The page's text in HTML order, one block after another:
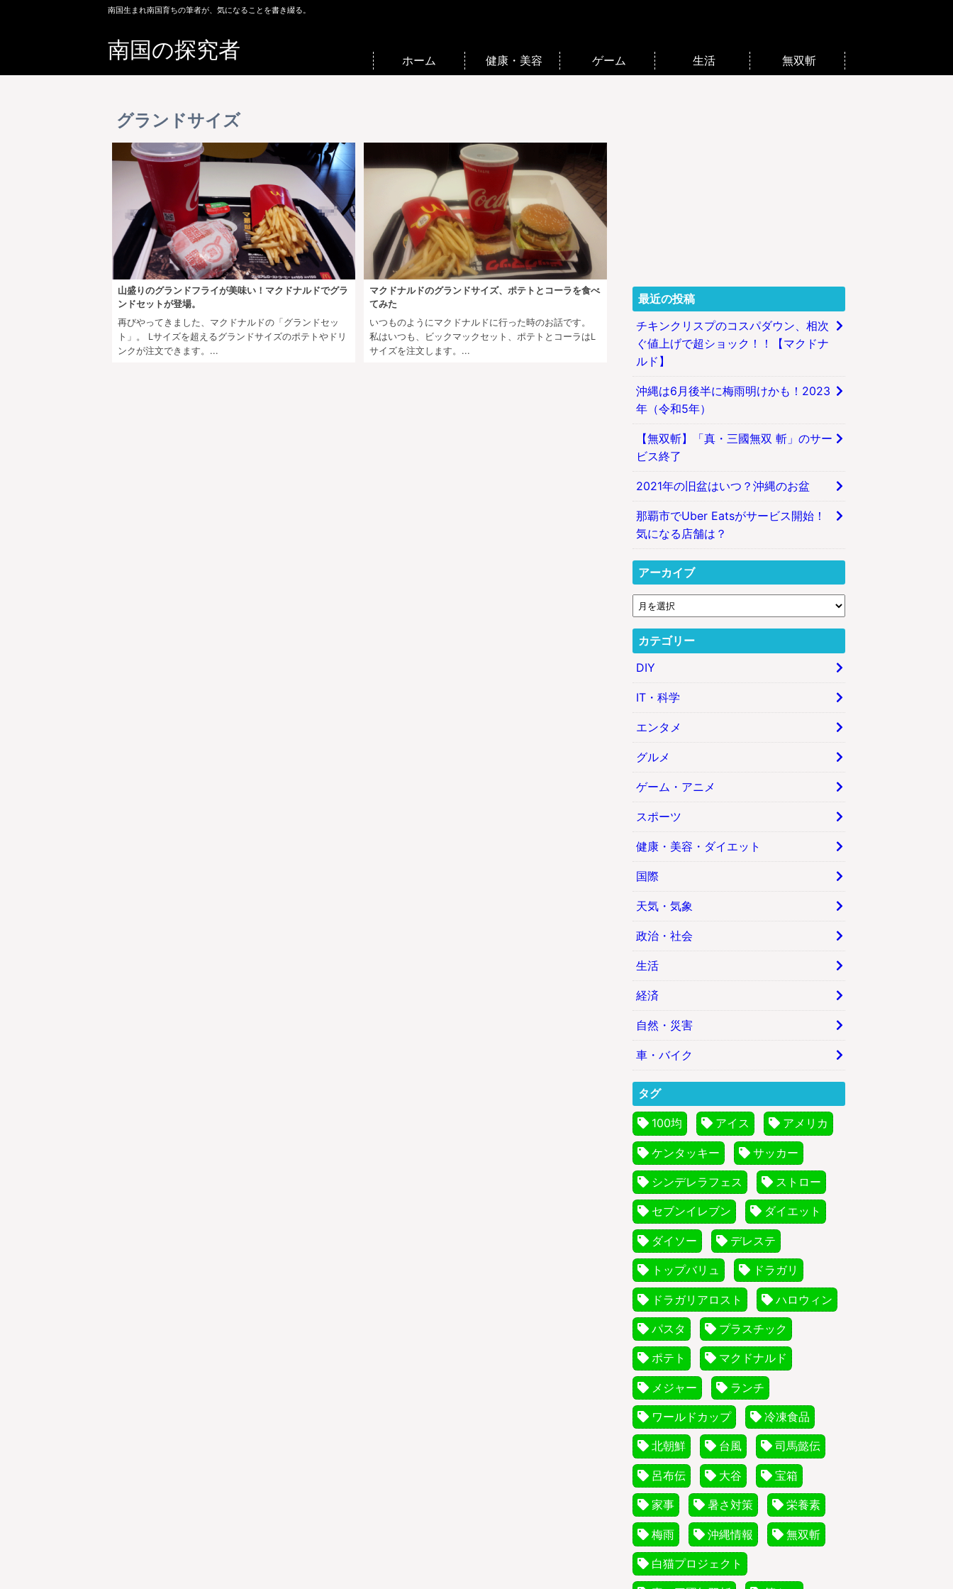
南国生まれ南国育ちの筆者が、気になることを書き綴る。
南国の探究者 ホーム 健康・美容 ゲーム 生活 無双斬
グランドサイズ
山盛りのグランドフライが美味い！マクドナルドでグラ
ンドセットが登場。
再びやってきました、マクドナルドの「グランドセッ
ト」。 Lサイズを超えるグランドサイズのポテトやドリ
ンクが注文できます。...
マクドナルドのグランドサイズ、ポテトとコーラを食べ
てみた
いつものようにマクドナルドに行った時のお話です。
私はいつも、ビックマックセット、ポテトとコーラはL
サイズを注文します。...
最近の投稿
チキンクリスプのコスパダウン、相次
ぐ値上げで超ショック！！【マクドナ
ルド】
沖縄は6月後半に梅雨明けかも！2023
年（令和5年）
【無双斬】「真・三國無双 斬」のサー
ビス終了
2021年の旧盆はいつ？沖縄のお盆
那覇市でUber Eatsがサービス開始！
気になる店舗は？
アーカイブ
カテゴリー
DIY
IT・科学
エンタメ
グルメ
ゲーム・アニメ
スポーツ
健康・美容・ダイエット
国際
天気・気象
政治・社会
生活
経済
自然・災害
車・バイク
タグ
100均 アイス アメリカ
ケンタッキー サッカー
シンデレラフェス ストロー
セブンイレブン ダイエット
ダイソー デレステ
トップバリュ ドラガリ
ドラガリアロスト ハロウィン
パスタ プラスチック
ポテト マクドナルド
メジャー ランチ
ワールドカップ 冷凍食品
北朝鮮 台風 司馬懿伝
呂布伝 大谷 宝箱
家事 暑さ対策 栄養素
梅雨 沖縄情報 無双斬
白猫プロジェクト